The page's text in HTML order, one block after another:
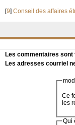
[9] Conseil des affaires
Les commentaires
Les adresses courriel
Ce
les
Qui